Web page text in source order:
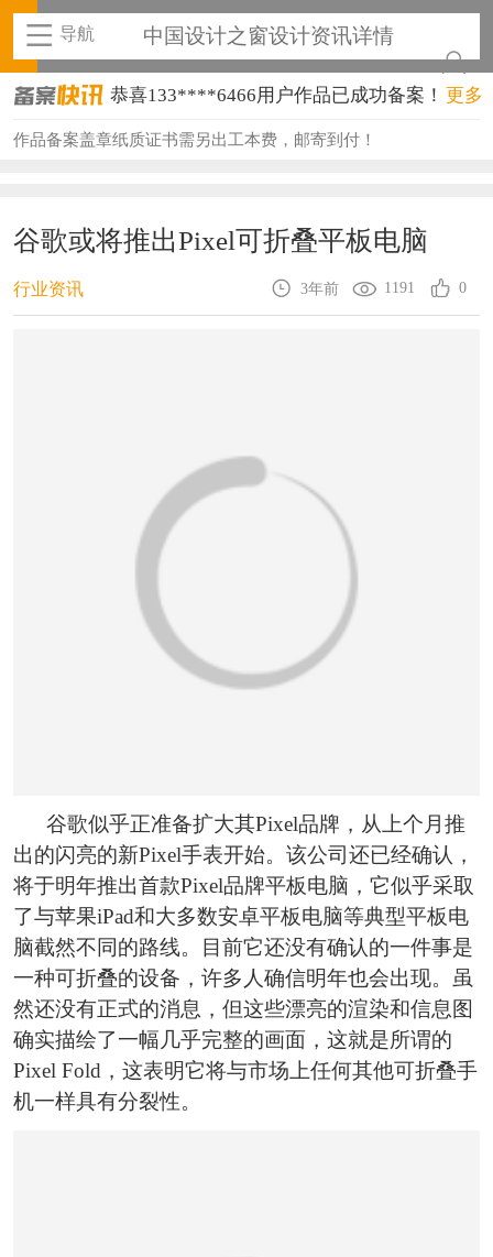
导航 中国设计之窗设计资讯详情
恭喜133****6466用户作品已成功备案！
恭喜131****1475用户作品已成功备案！
恭喜138****8638用户作品已成功备案！
恭喜133****9020用户作品已成功备案！
恭喜136****9807用户作品已成功备案！
恭喜131****2473用户作品已成功备案！
恭喜159****4201用户作品已成功备案！
更多
作品备案盖章纸质证书需另出工本费，邮寄到付！
谷歌或将推出Pixel可折叠平板电脑
行业资讯 3年前 1191 0
谷歌似乎正准备扩大其Pixel品牌，从上个月推
出的闪亮的新Pixel手表开始。该公司还已经确认，
将于明年推出首款Pixel品牌平板电脑，它似乎采取
了与苹果iPad和大多数安卓平板电脑等典型平板电
脑截然不同的路线。目前它还没有确认的一件事是
一种可折叠的设备，许多人确信明年也会出现。虽
然还没有正式的消息，但这些漂亮的渲染和信息图
确实描绘了一幅几乎完整的画面，这就是所谓的
Pixel Fold，这表明它将与市场上任何其他可折叠手
机一样具有分裂性。